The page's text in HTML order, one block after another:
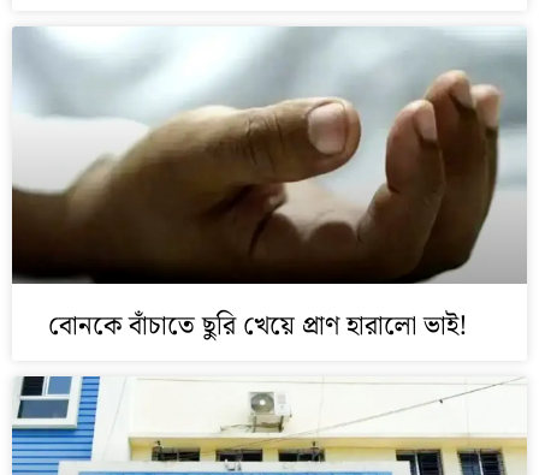
বোনকে বাঁচাতে ছুরি খেয়ে প্রাণ হারালো ভাই!